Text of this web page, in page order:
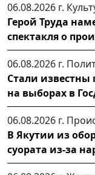
06.08.2026 г.
Герой Труда
спектакля о
06.08.2026 г.
Стали известны
на выборах в
06.08.2026 г.
В Якутии из
суората из-за